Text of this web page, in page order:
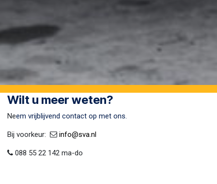
Wilt u meer weten?
Neem vrijblijvend contact op met ons.
Bij voorkeur:​ ​ info@sva​.nl
088 55 22 142 ma-do